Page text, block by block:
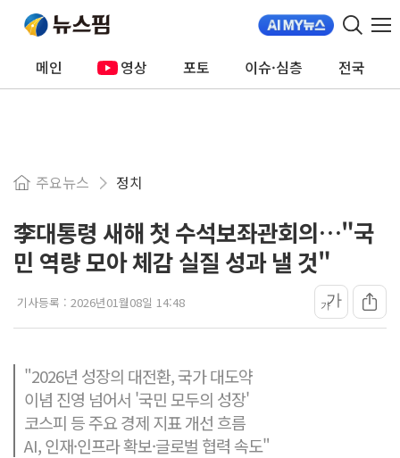
메인 영상 포토 이슈·심층 전국
주요뉴스 정치
李대통령 새해 첫 수석보좌관회의…"국
민 역량 모아 체감 실질 성과 낼 것"
기사등록 : 2026년01월08일 14:48 가가
"2026년 성장의 대전환, 국가 대도약
이념 진영 넘어서 '국민 모두의 성장'
코스피 등 주요 경제 지표 개선 흐름
AI, 인재·인프라 확보·글로벌 협력 속도"